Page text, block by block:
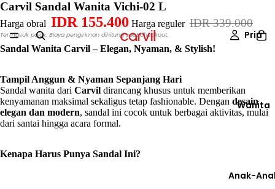
Pria
Wanita
Anak-
Carvil Sandal Wanita Vichi-02 L
Harga obral IDR 155.400 Harga reguler IDR 339.000
Termasuk pajak. Biaya pengiriman dihitung saat checkout.
Sandal Wanita Carvil – Elegan, Nyaman, & Stylish!
Tampil Anggun & Nyaman Sepanjang Hari
Sandal wanita dari Carvil dirancang khusus untuk memberikan
kenyamanan maksimal sekaligus tetap fashionable. Dengan desain
elegan dan modern, sandal ini cocok untuk berbagai aktivitas, mulai
dari santai hingga acara formal.
Kenapa Harus Punya Sandal Ini?